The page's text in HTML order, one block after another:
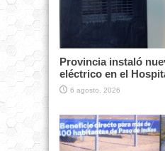
Provincia instaló
eléctrico en el
6 agosto, 2026